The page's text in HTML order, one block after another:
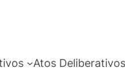
Atos Deliberativos